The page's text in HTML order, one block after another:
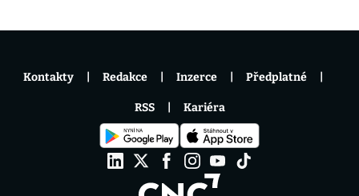
Kontakty Redakce Inzerce Předplatné
RSS Kariéra